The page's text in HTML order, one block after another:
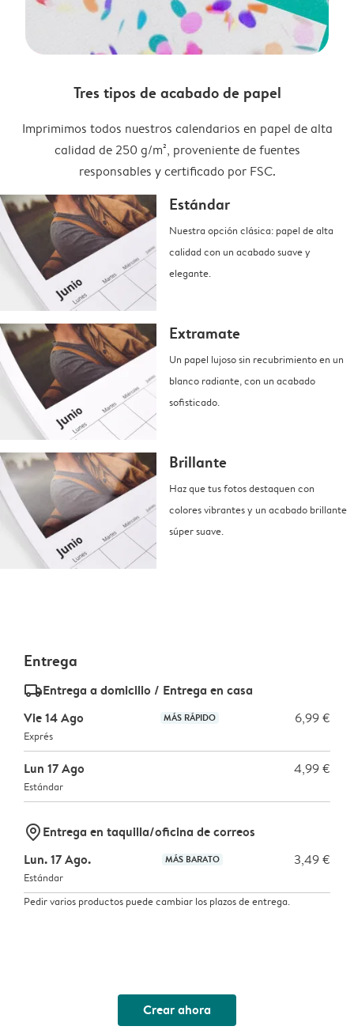
Tres tipos de acabado de papel
Imprimimos todos nuestros calendarios en papel de alta
calidad de 250 g/m², proveniente de fuentes
responsables y certificado por FSC.
Estándar
Nuestra opción clásica: papel de alta
calidad con un acabado suave y
elegante.
Extramate
Un papel lujoso sin recubrimiento en un
blanco radiante, con un acabado
sofisticado.
Brillante
Haz que tus fotos destaquen con
colores vibrantes y un acabado brillante
súper suave.
Entrega
delivery_standard_v2Entrega a domicilio / Entrega en casa
Vie 14 Ago
MÁS RÁPIDO 6,99 €
Exprés
Lun 17 Ago 4,99 €
Estándar
marker-pinEntrega en taquilla/oficina de correos
Lun. 17 Ago.
MÁS BARATO 3,49 €
Estándar
Pedir varios productos puede cambiar los plazos de entrega.
Crear ahora